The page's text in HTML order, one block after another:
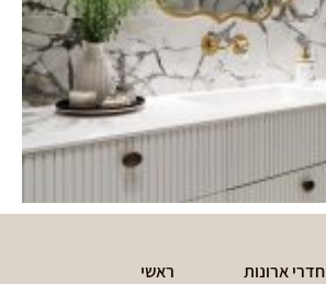
חדרי ארונות
ראשי